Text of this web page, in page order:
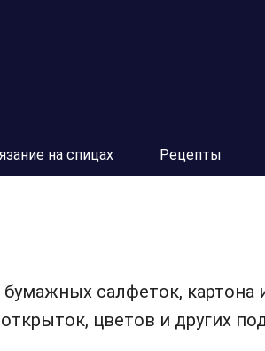
на спицах Рецепты
салфеток,
цветов и других